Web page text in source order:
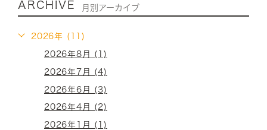
ARCHIVE 月別アーカイブ
2026年 (11)
2026年8月 (1)
2026年7月 (4)
2026年6月 (3)
2026年4月 (2)
2026年1月 (1)